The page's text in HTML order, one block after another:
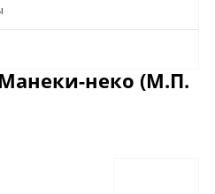
неко (М.П.